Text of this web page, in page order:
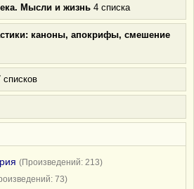
Мысли и жизнь 4 списка
каноны, апокрифы, смешение
списков
(Произведений: 213)
73)